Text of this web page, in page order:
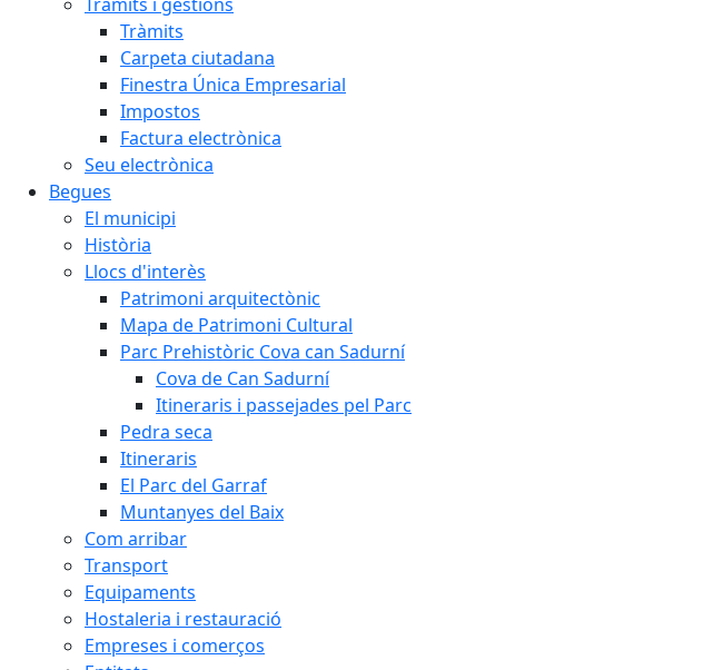
Tràmits
Carpeta ciutadana
Finestra Única Empresarial
Impostos
Factura electrònica
Seu electrònica
Begues
El municipi
Història
Llocs d'interès
Patrimoni arquitectònic
Mapa de Patrimoni Cultural
Parc Prehistòric Cova can Sadurní
Cova de Can Sadurní
Itineraris i passejades pel Parc
Pedra seca
Itineraris
El Parc del Garraf
Muntanyes del Baix
Com arribar
Transport
Equipaments
Hostaleria i restauració
Empreses i comerços